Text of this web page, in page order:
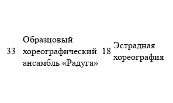
33
Образцовый
хореографический
ансамбль «Радуга»
18
Эстрадная
хореография